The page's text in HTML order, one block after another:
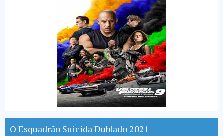
O Esquadrão Suicida Dublado 2021